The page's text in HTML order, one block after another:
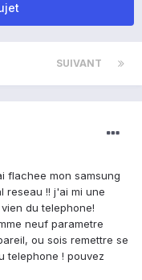
SUIVANT
flachee mon samsung
reseau !! j'ai mi une
du telephone!
neuf parametre
ou sois remettre se
telephone ! pouvez